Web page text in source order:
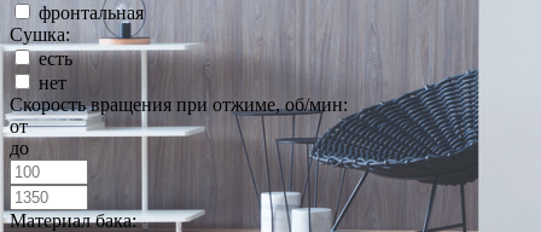
фронтальная
Сушка:
есть
нет
Скорость вращения при отжиме, об/мин:
от
до
Материал бака: